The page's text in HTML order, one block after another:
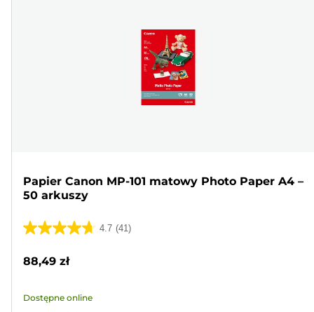
Papier Canon MP-101 matowy Photo Paper A4 –
50 arkuszy
4.7 (41)
4.7
5
41
88,49 zł
Dostępne online